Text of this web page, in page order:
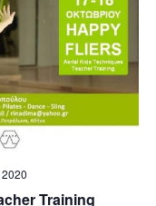
a
v
i
Training